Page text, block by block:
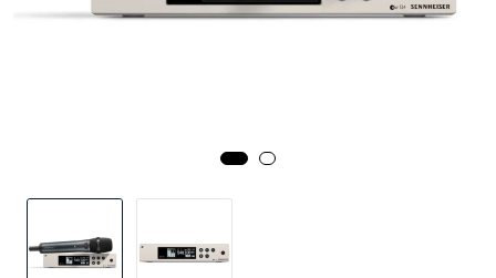
SAMTALEROM